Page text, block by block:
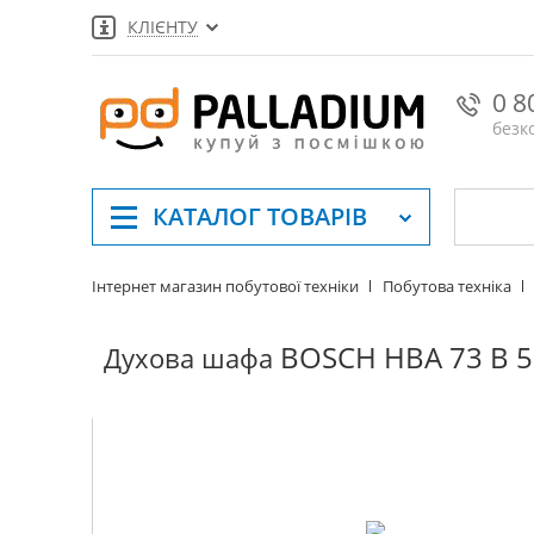
КЛІЄНТУ
0
КАТАЛОГТОВАРІВ
Інтернет магазин побутової техніки Побутова техніка
Духова шафа BOSCH HBA 73 B